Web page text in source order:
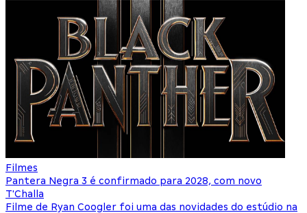
Filmes
Pantera Negra 3 é confirmado para 2028, com novo
T'Challa
Filme de Ryan Coogler foi uma das novidades do estúdio na